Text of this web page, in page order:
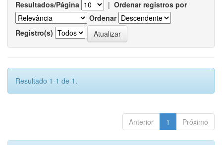
Resultados/Página | Ordenar registros por
Ordenar
Registro(s)
Resultado 1-1 de 1.
Anterior 1 Próximo